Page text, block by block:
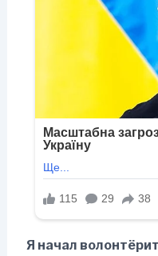
Я начал